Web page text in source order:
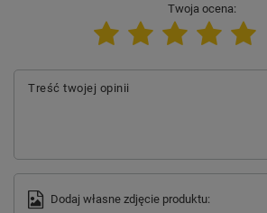
Twoja ocena:
Treść twojej opinii
Dodaj własne zdjęcie produktu: